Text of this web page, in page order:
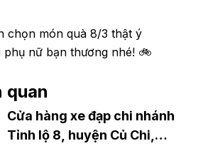
chọn món quà 8/3 thật ý
phụ nữ bạn thương nhé! 🚲
quan
Cửa hàng xe đạp chi nhánh
Tỉnh lộ 8, huyện Củ Chi,